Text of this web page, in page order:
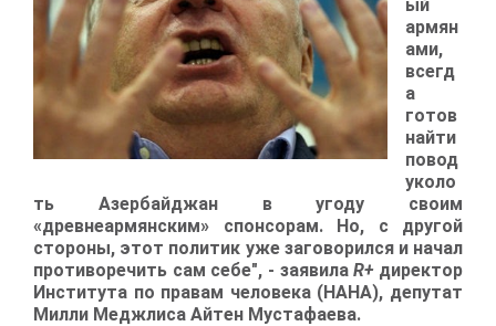
ый
армян
ами,
всегд
а
готов
найти
повод
уколо
ть Азербайджан в угоду своим
«древнеармянским» спонсорам. Но, с другой
стороны, этот политик уже заговорился и начал
противоречить сам себе", - заявилаR+директор
Института по правам человека (НАНА), депутат
Милли Меджлиса Айтен Мустафаева.